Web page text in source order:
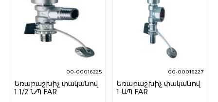
00-00016225
Եռաբաշխիչ փականով
1 1/2 ՆՊ FAR
00-00016227
Եռաբաշխիչ փականով
1 ԱՊ FAR